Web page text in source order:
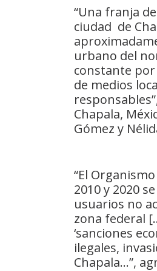
“Una franja
ciudad de
urbano del
constante
de medios
Chapala,
Gómez y
“El
2010 y 2020
usuarios no
zona federal
‘sanciones
ilegales,
Chapala…”,